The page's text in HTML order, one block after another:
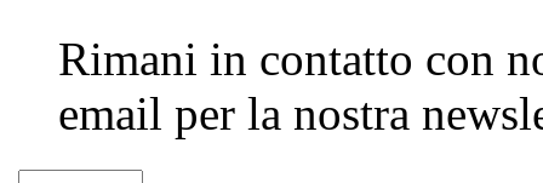
Rimani in contatto con
email per la nostra